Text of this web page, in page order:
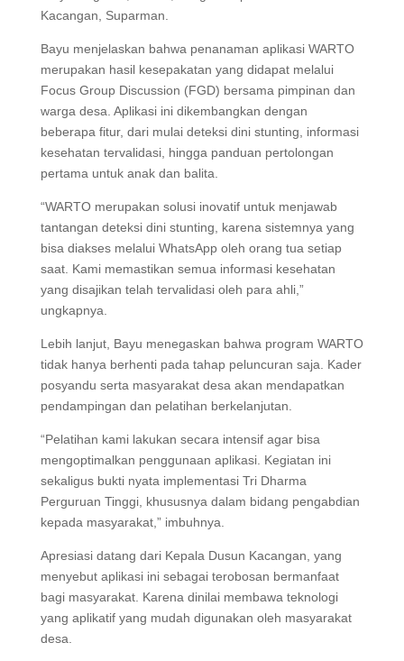
Kacangan, Suparman.
Bayu menjelaskan bahwa penanaman aplikasi WARTO
merupakan hasil kesepakatan yang didapat melalui
Focus Group Discussion (FGD) bersama pimpinan dan
warga desa. Aplikasi ini dikembangkan dengan
beberapa fitur, dari mulai deteksi dini stunting, informasi
kesehatan tervalidasi, hingga panduan pertolongan
pertama untuk anak dan balita.
“WARTO merupakan solusi inovatif untuk menjawab
tantangan deteksi dini stunting, karena sistemnya yang
bisa diakses melalui WhatsApp oleh orang tua setiap
saat. Kami memastikan semua informasi kesehatan
yang disajikan telah tervalidasi oleh para ahli,”
ungkapnya.
Lebih lanjut, Bayu menegaskan bahwa program WARTO
tidak hanya berhenti pada tahap peluncuran saja. Kader
posyandu serta masyarakat desa akan mendapatkan
pendampingan dan pelatihan berkelanjutan.
“Pelatihan kami lakukan secara intensif agar bisa
mengoptimalkan penggunaan aplikasi. Kegiatan ini
sekaligus bukti nyata implementasi Tri Dharma
Perguruan Tinggi, khususnya dalam bidang pengabdian
kepada masyarakat,” imbuhnya.
Apresiasi datang dari Kepala Dusun Kacangan, yang
menyebut aplikasi ini sebagai terobosan bermanfaat
bagi masyarakat. Karena dinilai membawa teknologi
yang aplikatif yang mudah digunakan oleh masyarakat
desa.